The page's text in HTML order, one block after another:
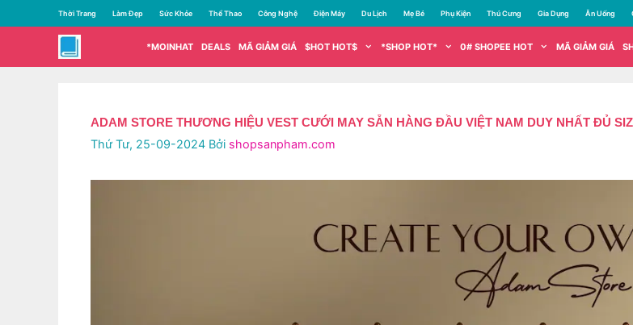
đến
dung
Thời Trang Làm Đẹp Sức Khỏe Thể Thao Công Nghệ Điện Máy Du Lịch Mẹ Bé Phụ Kiện Thú Cưng Gia Dụng Ăn Uống
*MOINHAT DEALS MÃ GIẢM GIÁ $HOT HOT$ *SHOP HOT* 0# SHOPEE HOT MÃ GIẢM GIÁ
ADAM STORE THƯƠNG HIỆU VEST CƯỚI MAY SẴN HÀNG ĐẦU VIỆT NAM DUY NHẤT ĐỦ
Thứ Tư, 25-09-2024 Bởi shopsanpham.com